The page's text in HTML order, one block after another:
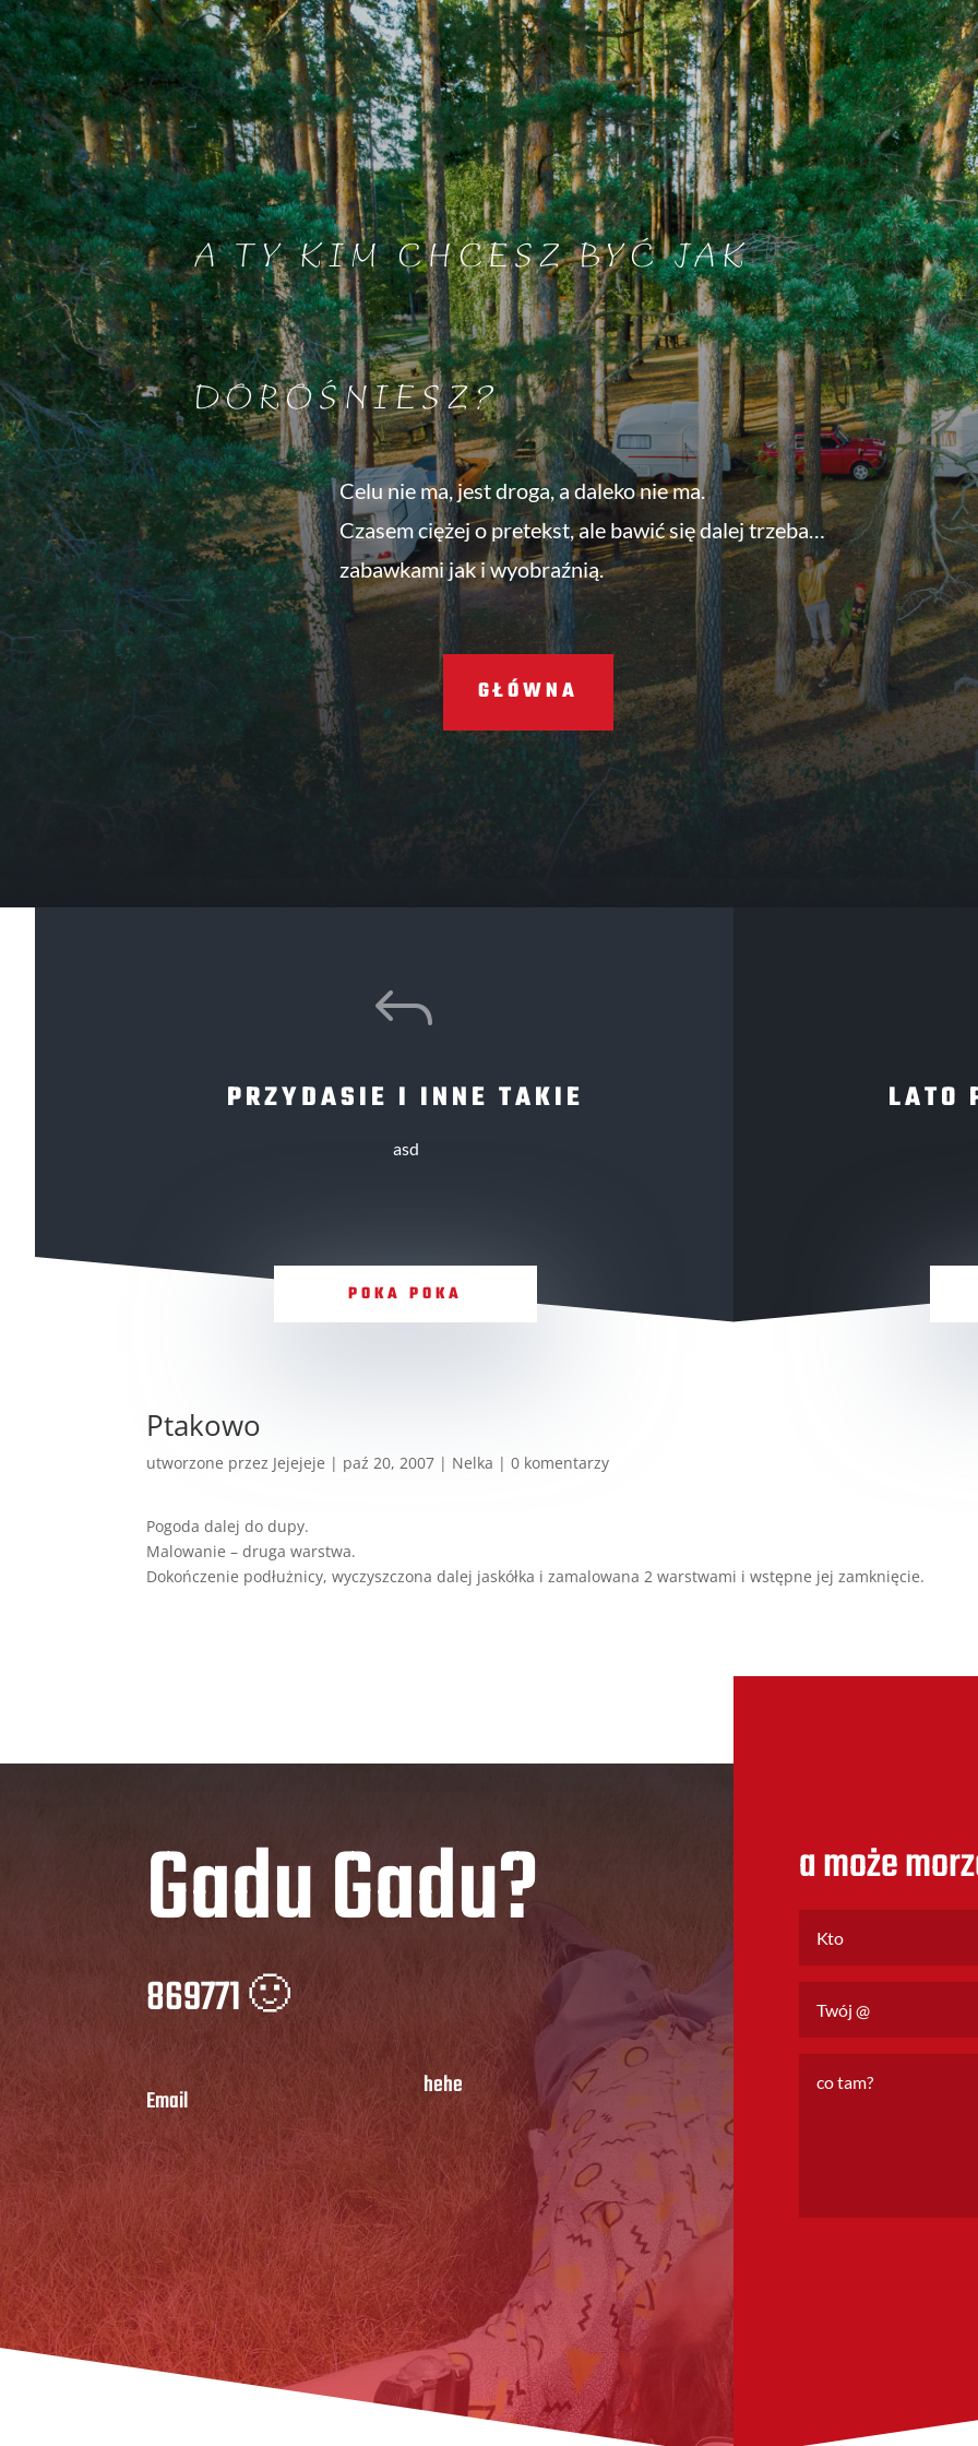
A TY KIM CHCESZ BYĆ JAK
DOROŚNIESZ?
Celu nie ma, jest droga, a daleko nie ma.
Czasem ciężej o pretekst, ale bawić się dalej trzeba…
zabawkami jak i wyobraźnią.
GŁÓWNA
J
PRZYDASIE I INNE TAKIE
asd
POKA POKA
LATO
Ptakowo
utworzone przez Jejejeje | paź 20, 2007 | Nelka |0 komentarzy
Pogoda dalej do dupy.
Malowanie – druga warstwa.
Dokończenie podłużnicy, wyczyszczona dalej jaskółka i zamalowana 2 warstwami i wstępne jej zamknięcie.
Gadu Gadu?
869771 🙂
Email hehe
a może